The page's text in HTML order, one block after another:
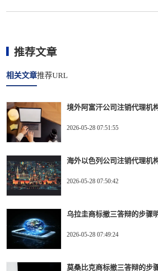
推荐文章
相关文章推荐URL
境外阿富汗公司注销代理机
2026-05-28 07:51:55
海外以色列公司注销代理机
2026-05-28 07:50:42
乌拉圭商标撤三答辩的步骤
2026-05-28 07:49:24
莫桑比克商标撤三答辩的步